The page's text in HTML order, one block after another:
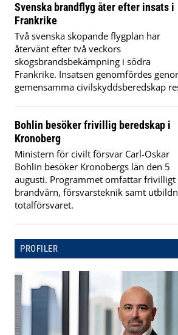
Svenska brandflyg åter efter insats i
Frankrike
Två svenska skopande flygplan har
återvänt efter två veckors
skogsbrandsbekämpning i södra
Frankrike. Insatsen genomfördes
gemensamma civilskyddsberedskap
Bohlin besöker frivillig beredskap i
Kronoberg
Ministern för civilt försvar Carl-Oskar
Bohlin besöker Kronobergs län den 5
augusti. Programmet omfattar frivilligt
brandvärn, försvarsteknik samt
totalförsvaret.
PROFILER